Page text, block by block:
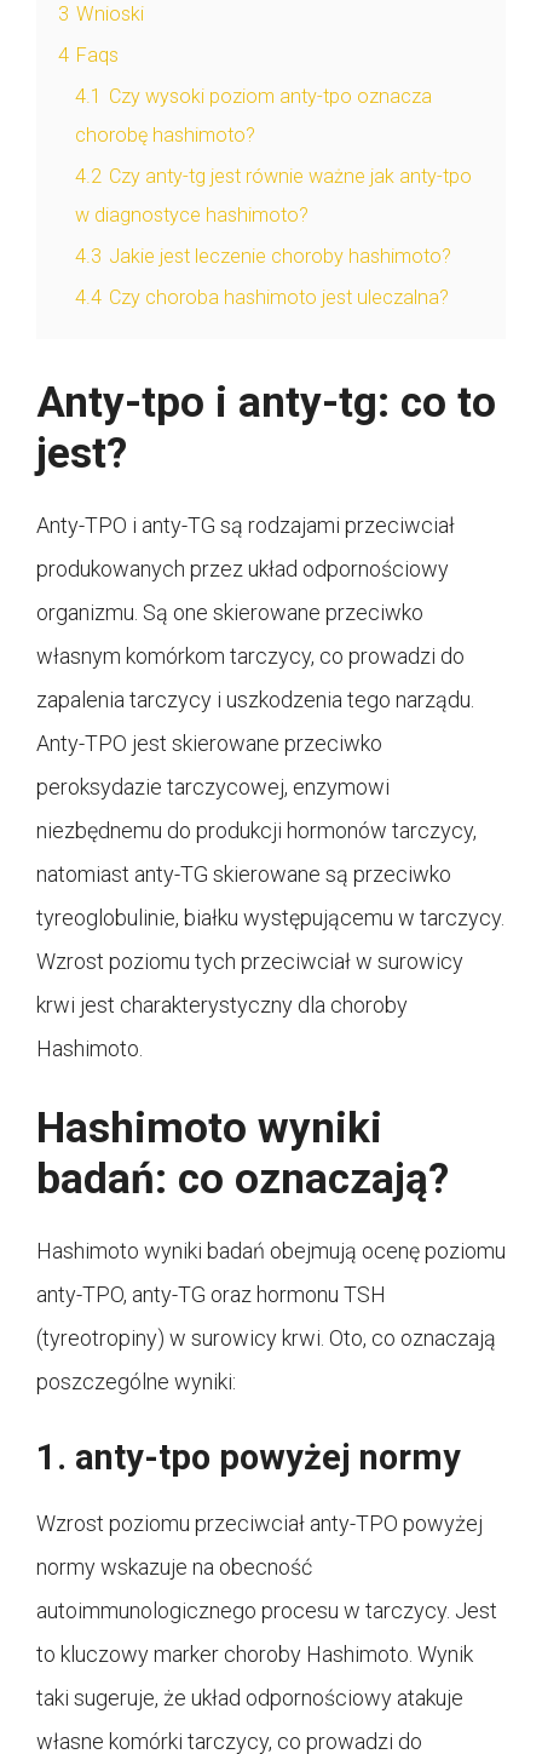
3 Wnioski
4 Faqs
4.1 Czy wysoki poziom anty-tpo oznacza
chorobę hashimoto?
4.2 Czy anty-tg jest równie ważne jak anty-tpo
w diagnostyce hashimoto?
4.3 Jakie jest leczenie choroby hashimoto?
4.4 Czy choroba hashimoto jest uleczalna?
Anty-tpo i anty-tg: co to
jest?
Anty-TPO i anty-TG są rodzajami przeciwciał
produkowanych przez układ odpornościowy
organizmu. Są one skierowane przeciwko
własnym komórkom tarczycy, co prowadzi do
zapalenia tarczycy i uszkodzenia tego narządu.
Anty-TPO jest skierowane przeciwko
peroksydazie tarczycowej, enzymowi
niezbędnemu do produkcji hormonów tarczycy,
natomiast anty-TG skierowane są przeciwko
tyreoglobulinie, białku występującemu w tarczycy.
Wzrost poziomu tych przeciwciał w surowicy
krwi jest charakterystyczny dla choroby
Hashimoto.
Hashimoto wyniki
badań: co oznaczają?
Hashimoto wyniki badań obejmują ocenę poziomu
anty-TPO, anty-TG oraz hormonu TSH
(tyreotropiny) w surowicy krwi. Oto, co oznaczają
poszczególne wyniki:
1. anty-tpo powyżej normy
Wzrost poziomu przeciwciał anty-TPO powyżej
normy wskazuje na obecność
autoimmunologicznego procesu w tarczycy. Jest
to kluczowy marker choroby Hashimoto. Wynik
taki sugeruje, że układ odpornościowy atakuje
własne komórki tarczycy, co prowadzi do